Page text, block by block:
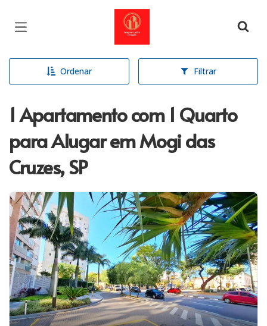
Página inicial
Ordenar Filtrar
1 Apartamento com 1 Quarto
para Alugar em Mogi das
Cruzes, SP